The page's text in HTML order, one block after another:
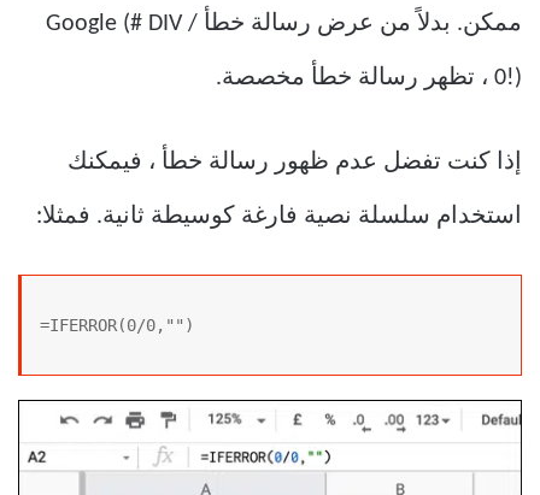
ممكن. بدلاً من عرض رسالة خطأ Google (# DIV /
0!) ، تظهر رسالة خطأ مخصصة.
إذا كنت تفضل عدم ظهور رسالة خطأ ، فيمكنك
استخدام سلسلة نصية فارغة كوسيطة ثانية. فمثلا:
=IFERROR(0/0,"")